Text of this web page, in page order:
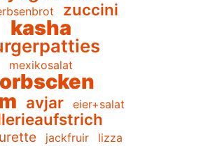
zuccini
kasha
mexikosalat
avjar eier+salat
jackfruir
lizza